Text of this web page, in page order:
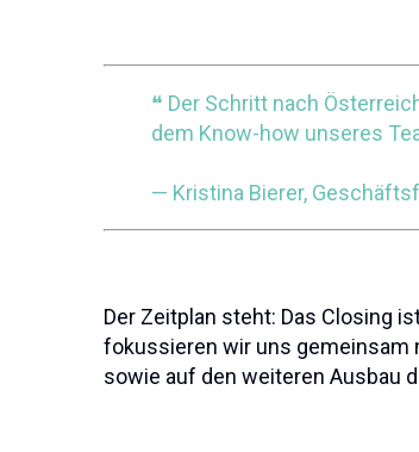
❝ Der Schritt nach
dem Know-how unseres
— Kristina Bierer,
Der Zeitplan steht: Das Closing
fokussieren wir uns gemeinsam
sowie auf den weiteren Ausbau